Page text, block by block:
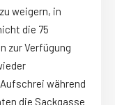
weigern, in
die 75
zur Verfügung
während
die Sackgasse